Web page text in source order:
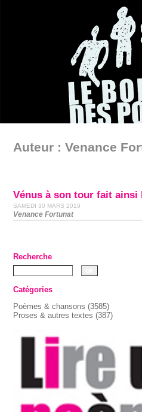
Auteur : Venance
Vénus à son tour fait
SAMEDI 30 MARS 2019
Venance Fortunat
Recherche
Catégories
Poèmes & chansons (3585)
Proses & autres textes (387)